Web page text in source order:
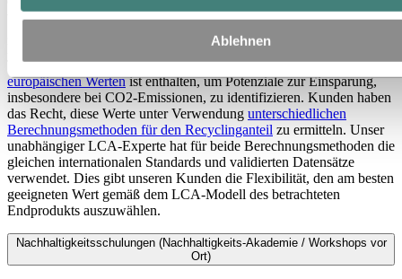
Ablehnen
verwendeten Aluminiums sowie der Wertschöpfungsschritte der
gelieferten Produkte. Dies beinhaltet Aspekte wie Energieverbrauch,
Produktionsprozesse, Oberflächenbehandlung, Verpackung und
Transport (Scope 1-3). Ein Vergleich mit durchschnittlichen
europäischen Wertenist enthalten, um Potenziale zur Einsparung,
insbesondere bei CO2-Emissionen, zu identifizieren. Kunden haben
das Recht, diese Werte unter Verwendung unterschiedlichen
Berechnungsmethoden für den Recyclinganteil zu ermitteln. Unser
unabhängiger LCA-Experte hat für beide Berechnungsmethoden die
gleichen internationalen Standards und validierten Datensätze
verwendet. Dies gibt unseren Kunden die Flexibilität, den am besten
geeigneten Wert gemäß dem LCA-Modell des betrachteten
Endprodukts auszuwählen.
Nachhaltigkeitsschulungen (Nachhaltigkeits-Akademie / Workshops vor
Ort)